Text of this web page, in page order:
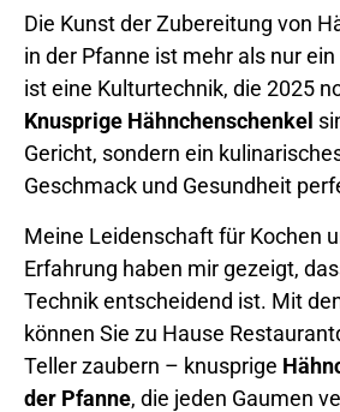
Die Kunst der Zubereitung von
in der Pfanne ist mehr als nur
ist eine Kulturtechnik, die 2025
Knusprige Hähnchenschenkel
Gericht, sondern ein
Geschmack und Gesundheit
Meine Leidenschaft für Kochen
Erfahrung haben mir gezeigt,
Technik entscheidend ist. Mit
können Sie zu Hause
Teller zaubern – knusprige
der Pfanne, die jeden Gaumen